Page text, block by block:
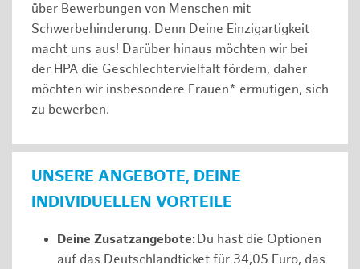
über Bewerbungen von Menschen mit
Schwerbehinderung. Denn Deine Einzigartigkeit
macht uns aus! Darüber hinaus möchten wir bei
der HPA die Geschlechtervielfalt fördern, daher
möchten wir insbesondere Frauen* ermutigen, sich
zu bewerben.
UNSERE ANGEBOTE, DEINE
INDIVIDUELLEN VORTEILE
Deine Zusatzangebote: Du hast die Optionen
auf das Deutschlandticket für 34,05 Euro, das